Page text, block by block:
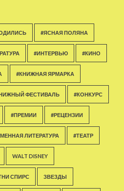
#ЯСНАЯ ПОЛЯНА
#ИНТЕРВЬЮ #КИНО
#КНИЖНАЯ ЯРМАРКА
ФЕСТИВАЛЬ #КОНКУРС
#ПРЕМИИ #РЕЦЕНЗИИ
ЛИТЕРАТУРА #ТЕАТР
WALT DISNEY
СПИРС ЗВЕЗДЫ